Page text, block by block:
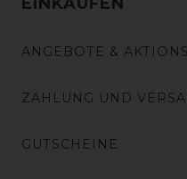
ANGEBOTE &
ZAHLUNG UND
GUTSCHEINE